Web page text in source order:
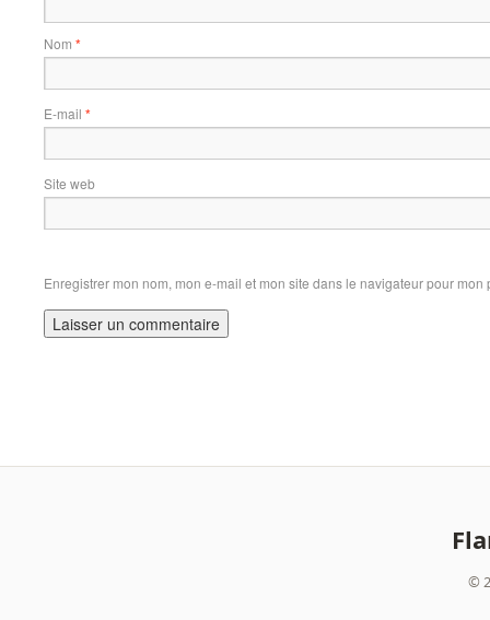
Nom *
E-mail *
Site web
Enregistrer mon nom, mon e-mail et mon site dans le navigateur pour
©